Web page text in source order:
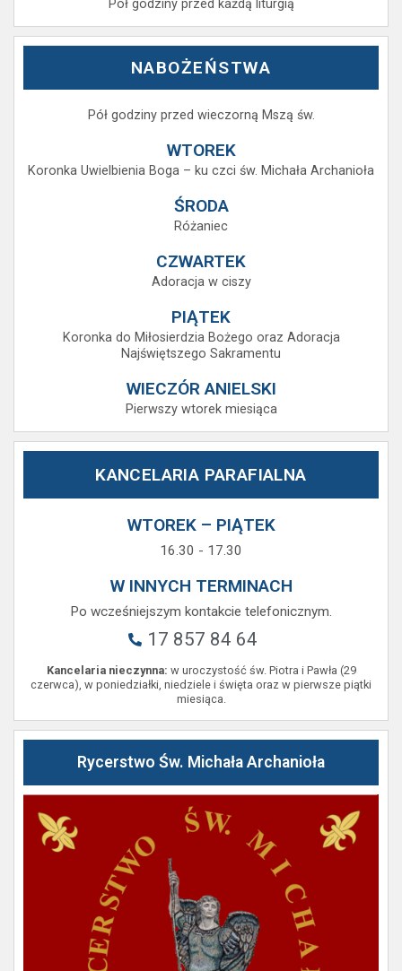
Pół godziny przed każdą liturgią
NABOŻEŃSTWA
Pół godziny przed wieczorną Mszą św.
WTOREK
Koronka Uwielbienia Boga – ku czci św. Michała Archanioła
ŚRODA
Różaniec
CZWARTEK
Adoracja w ciszy
PIĄTEK
Koronka do Miłosierdzia Bożego oraz Adoracja
Najświętszego Sakramentu
WIECZÓR ANIELSKI
Pierwszy wtorek miesiąca
KANCELARIA PARAFIALNA
WTOREK – PIĄTEK
16.30 - 17.30
W INNYCH TERMINACH
Po wcześniejszym kontakcie telefonicznym.
17 857 84 64
Kancelaria nieczynna: w uroczystość św. Piotra i Pawła (29
czerwca), w poniedziałki, niedziele i święta oraz w pierwsze piątki
miesiąca.
Rycerstwo Św. Michała Archanioła